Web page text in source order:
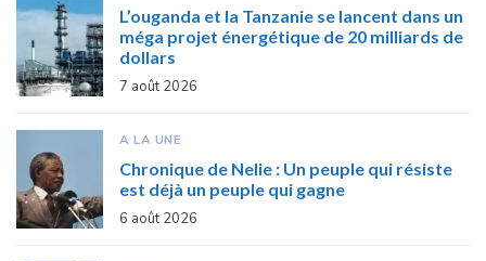
L’ouganda et la Tanzanie se lancent dans un
méga projet énergétique de 20 milliards de
dollars
7 août 2026
A LA UNE
Chronique de Nelie : Un peuple qui résiste
est déjà un peuple qui gagne
6 août 2026